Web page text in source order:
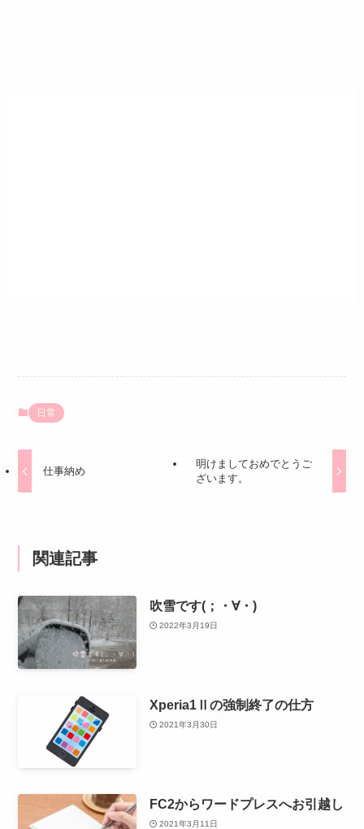
日常
仕事納め
明けましておめでとうご
ざいます。
関連記事
吹雪です(；・∀・)
2022年3月19日
Xperia1Ⅱの強制終了の仕方
2021年3月30日
FC2からワードプレスへお引越し
2021年3月11日